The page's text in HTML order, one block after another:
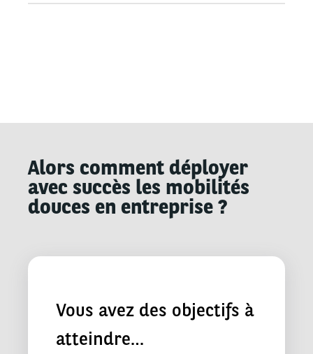
Alors comment déployer
avec succès les mobilités
douces en entreprise ?
Vous avez des objectifs à
atteindre…